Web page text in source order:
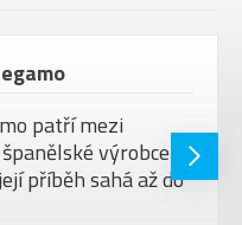
patří mezi
výrobce
příběh sahá až do